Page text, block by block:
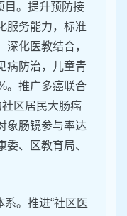
目。提升预防接
服务能力，标准
化医教结合，
病防治，儿童青
。推广多癌联合
区居民大肠癌
象肠镜参与率达
、区教育局、
。推进“社区医